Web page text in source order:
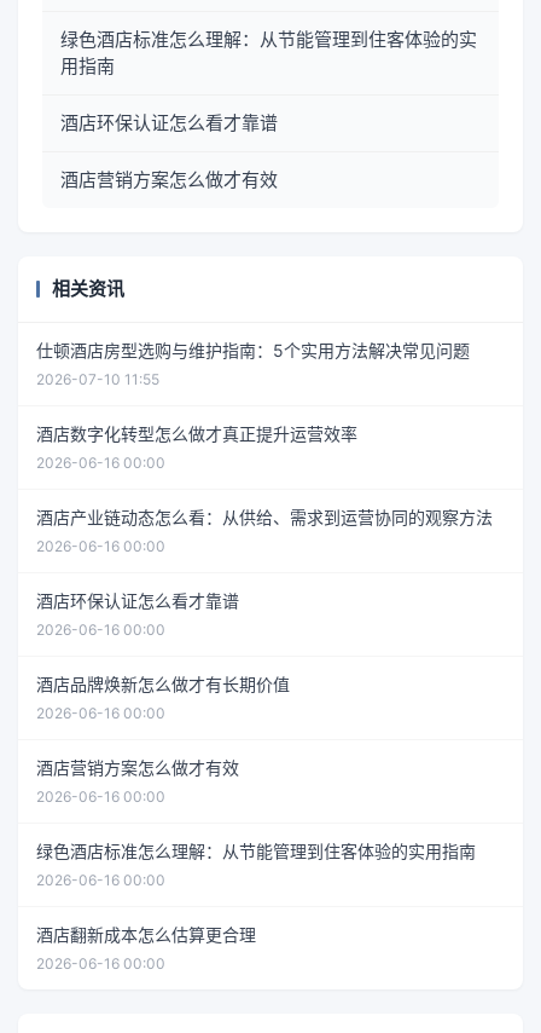
绿色酒店标准怎么理解：从节能管理到住客体验的实
用指南
酒店环保认证怎么看才靠谱
酒店营销方案怎么做才有效
相关资讯
仕顿酒店房型选购与维护指南：5个实用方法解决常见问题
2026-07-10 11:55
酒店数字化转型怎么做才真正提升运营效率
2026-06-16 00:00
酒店产业链动态怎么看：从供给、需求到运营协同的观察方法
2026-06-16 00:00
酒店环保认证怎么看才靠谱
2026-06-16 00:00
酒店品牌焕新怎么做才有长期价值
2026-06-16 00:00
酒店营销方案怎么做才有效
2026-06-16 00:00
绿色酒店标准怎么理解：从节能管理到住客体验的实用指南
2026-06-16 00:00
酒店翻新成本怎么估算更合理
2026-06-16 00:00